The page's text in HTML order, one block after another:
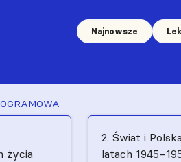
Najnowsze
życia
2. Świat i
latach